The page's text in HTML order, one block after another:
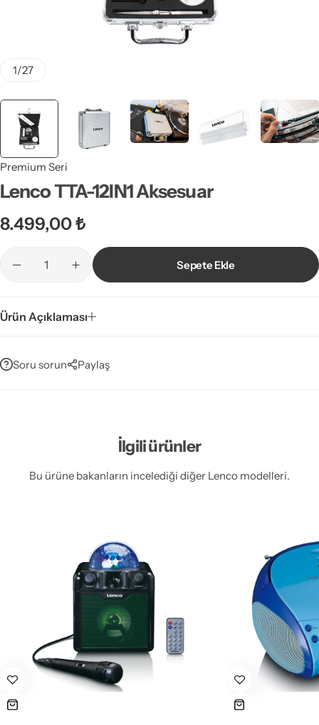
1/27
Premium Seri
Lenco TTA-12IN1 Aksesuar
8.499,00₺
Sepete Ekle
Ürün Açıklaması
Soru sorun Paylaş
İlgili ürünler
Bu ürüne bakanların incelediği diğer Lenco modelleri.